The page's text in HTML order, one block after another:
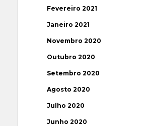
Fevereiro 2021
Janeiro 2021
Novembro 2020
Outubro 2020
Setembro 2020
Agosto 2020
Julho 2020
Junho 2020